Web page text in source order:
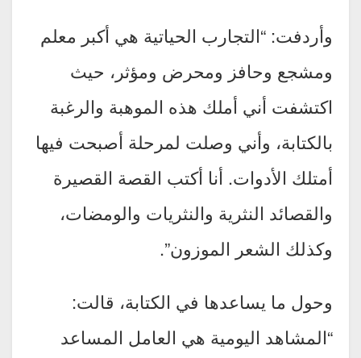
وأردفت: “التجارب الحياتية هي أكبر معلم
ومشجع وحافز ومحرض ومؤثر، حيث
اكتشفت أني أملك هذه الموهبة والرغبة
بالكتابة، وأني وصلت لمرحلة أصبحت فيها
أمتلك الأدوات. أنا أكتب القصة القصيرة
والقصائد النثرية والنثريات والومضات،
وكذلك الشعر الموزون”.
وحول ما يساعدها في الكتابة، قالت:
“المشاهد اليومية هي العامل المساعد